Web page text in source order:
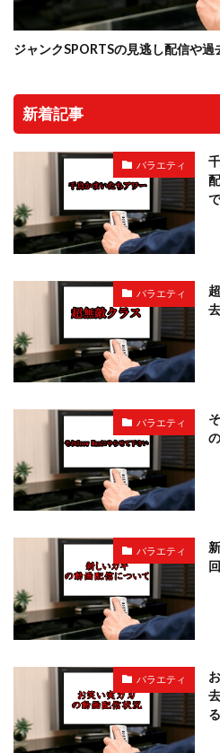
ジャンクSPORTSの見逃し配信や
新着記事
バラエティ
バラエティ
バラエティ
バラエティ
バラエティ